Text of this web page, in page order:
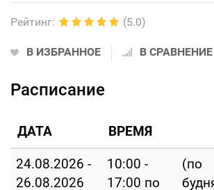
Рейтинг: (5.0)
В ИЗБРАННОЕ В СРАВНЕНИЕ
Расписание
ДАТА ВРЕМЯ
24.08.2026 -
26.08.2026
10:00 -
17:00 по
(по